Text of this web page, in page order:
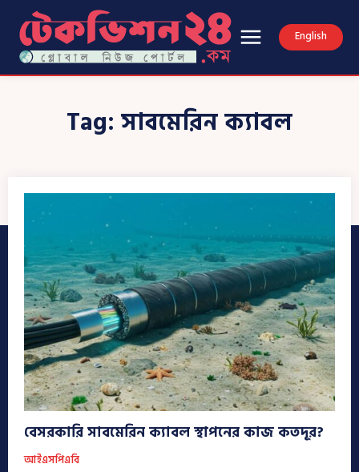
English
Tag: সাবমেরিন ক্যাবল
বেসরকারি সাবমেরিন ক্যাবল স্থাপনের কাজ কতদূর?
আইএসপিএবি